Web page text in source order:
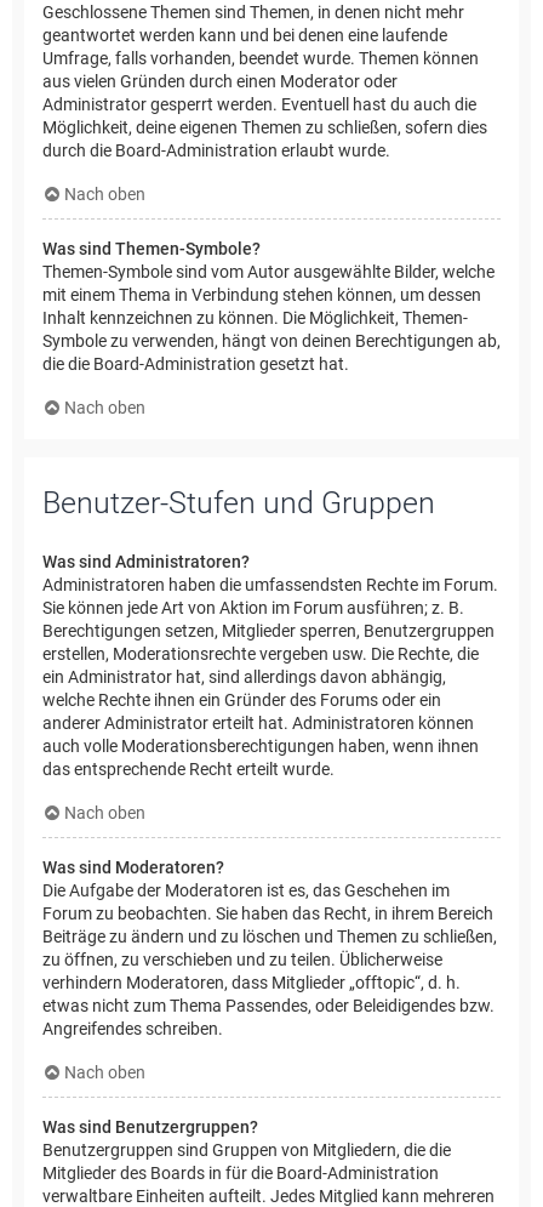
Geschlossene Themen sind Themen, in denen nicht mehr
geantwortet werden kann und bei denen eine laufende
Umfrage, falls vorhanden, beendet wurde. Themen können
aus vielen Gründen durch einen Moderator oder
Administrator gesperrt werden. Eventuell hast du auch die
Möglichkeit, deine eigenen Themen zu schließen, sofern dies
durch die Board-Administration erlaubt wurde.
Nach oben
Was sind Themen-Symbole?
Themen-Symbole sind vom Autor ausgewählte Bilder, welche
mit einem Thema in Verbindung stehen können, um dessen
Inhalt kennzeichnen zu können. Die Möglichkeit, Themen-
Symbole zu verwenden, hängt von deinen Berechtigungen ab,
die die Board-Administration gesetzt hat.
Nach oben
Benutzer-Stufen und Gruppen
Was sind Administratoren?
Administratoren haben die umfassendsten Rechte im Forum.
Sie können jede Art von Aktion im Forum ausführen; z. B.
Berechtigungen setzen, Mitglieder sperren, Benutzergruppen
erstellen, Moderationsrechte vergeben usw. Die Rechte, die
ein Administrator hat, sind allerdings davon abhängig,
welche Rechte ihnen ein Gründer des Forums oder ein
anderer Administrator erteilt hat. Administratoren können
auch volle Moderationsberechtigungen haben, wenn ihnen
das entsprechende Recht erteilt wurde.
Nach oben
Was sind Moderatoren?
Die Aufgabe der Moderatoren ist es, das Geschehen im
Forum zu beobachten. Sie haben das Recht, in ihrem Bereich
Beiträge zu ändern und zu löschen und Themen zu schließen,
zu öffnen, zu verschieben und zu teilen. Üblicherweise
verhindern Moderatoren, dass Mitglieder „offtopic“, d. h.
etwas nicht zum Thema Passendes, oder Beleidigendes bzw.
Angreifendes schreiben.
Nach oben
Was sind Benutzergruppen?
Benutzergruppen sind Gruppen von Mitgliedern, die die
Mitglieder des Boards in für die Board-Administration
verwaltbare Einheiten aufteilt. Jedes Mitglied kann mehreren